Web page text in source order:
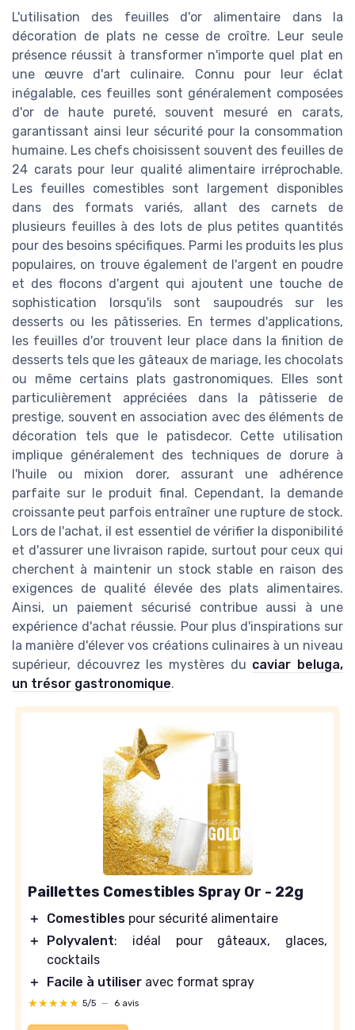
L'utilisation des feuilles d'or alimentaire dans la
décoration de plats ne cesse de croître. Leur seule
présence réussit à transformer n'importe quel plat en
une œuvre d'art culinaire. Connu pour leur éclat
inégalable, ces feuilles sont généralement composées
d'or de haute pureté, souvent mesuré en carats,
garantissant ainsi leur sécurité pour la consommation
humaine. Les chefs choisissent souvent des feuilles de
24 carats pour leur qualité alimentaire irréprochable.
Les feuilles comestibles sont largement disponibles
dans des formats variés, allant des carnets de
plusieurs feuilles à des lots de plus petites quantités
pour des besoins spécifiques. Parmi les produits les plus
populaires, on trouve également de l'argent en poudre
et des flocons d'argent qui ajoutent une touche de
sophistication lorsqu'ils sont saupoudrés sur les
desserts ou les pâtisseries. En termes d'applications,
les feuilles d'or trouvent leur place dans la finition de
desserts tels que les gâteaux de mariage, les chocolats
ou même certains plats gastronomiques. Elles sont
particulièrement appréciées dans la pâtisserie de
prestige, souvent en association avec des éléments de
décoration tels que le patisdecor. Cette utilisation
implique généralement des techniques de dorure à
l'huile ou mixion dorer, assurant une adhérence
parfaite sur le produit final. Cependant, la demande
croissante peut parfois entraîner une rupture de stock.
Lors de l'achat, il est essentiel de vérifier la disponibilité
et d'assurer une livraison rapide, surtout pour ceux qui
cherchent à maintenir un stock stable en raison des
exigences de qualité élevée des plats alimentaires.
Ainsi, un paiement sécurisé contribue aussi à une
expérience d'achat réussie. Pour plus d'inspirations sur
la manière d'élever vos créations culinaires à un niveau
supérieur, découvrez les mystères du caviar beluga,
un trésor gastronomique.
Paillettes Comestibles Spray Or - 22g
＋ Comestibles pour sécurité alimentaire
＋
Polyvalent: idéal pour gâteaux, glaces,
cocktails
＋
Facile à utiliser avec format spray
★★★★★
★★★★★ 5/5 — 6 avis